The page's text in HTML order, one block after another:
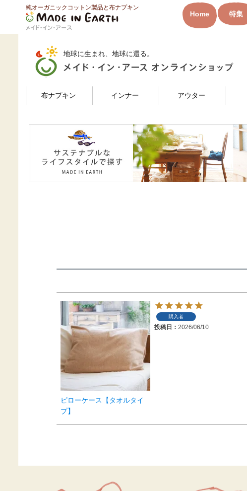
純オーガニックコットン製品と布ナプキン
Home 特集
HOME 福ちゃんさんのレビュー
地球に生まれ、地球に還る。
検索
布ナプキン インナー アウター
ピローケース【タオルタイ
プ】
購入者
投稿日 2026/06/10